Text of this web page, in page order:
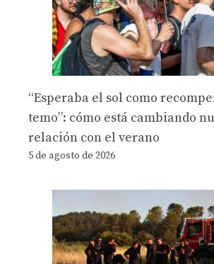
“Esperaba el sol como
temo”: cómo está cambiando
relación con el verano
5 de agosto de 2026